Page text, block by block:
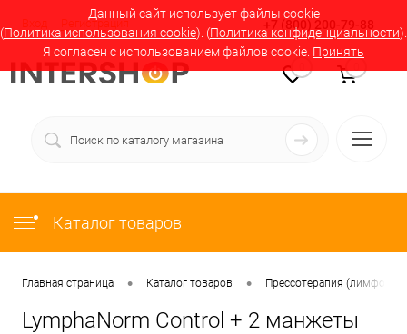
Данный сайт использует файлы cookie
(Политика использования cookie). (Политика конфиденциальности).
Я согласен с использованием файлов cookie. Принять
Вход Регистрация +7 (800) 200-79-88
Каталог товаров
Главная страница • Каталог товаров • Прессотерапия
LymphaNorm Control + 2 манжеты